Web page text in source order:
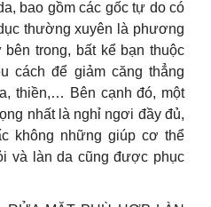
bao gồm các gốc tự do có
thường xuyên là phương
trong, bất kể bạn thuộc
cách để giảm căng thẳng
thiền,… Bên cạnh đó, một
nhất là nghỉ ngơi đầy đủ,
không những giúp cơ thể
và làn da cũng được phục